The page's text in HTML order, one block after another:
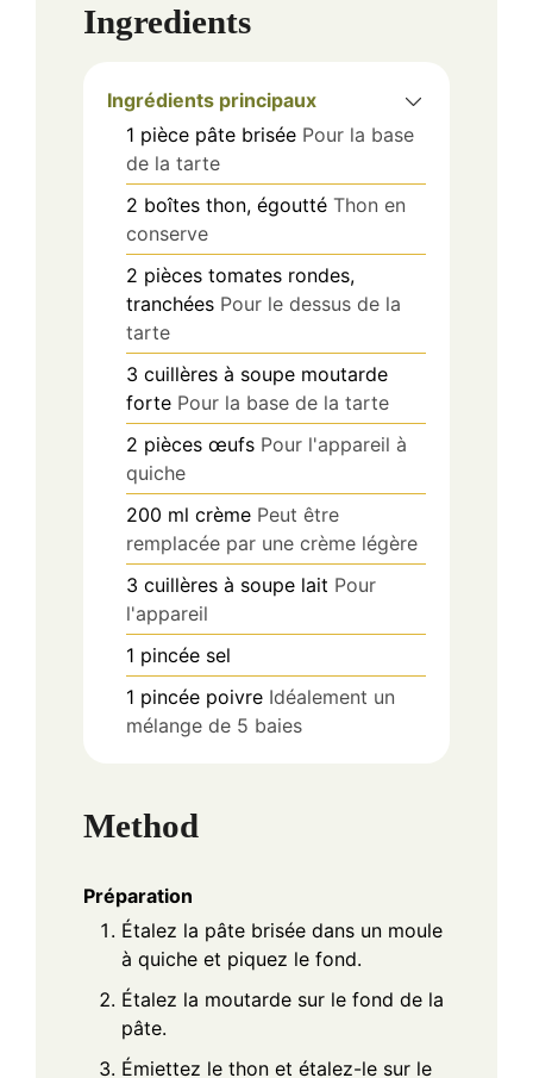
Ingredients
Ingrédients principaux
1 pièce pâte brisée Pour la base
de la tarte
2 boîtes thon, égoutté Thon en
conserve
2 pièces tomates rondes,
tranchées Pour le dessus de la
tarte
3 cuillères à soupe moutarde
forte Pour la base de la tarte
2 pièces œufs Pour l'appareil à
quiche
200 ml crème Peut être
remplacée par une crème légère
3 cuillères à soupe lait Pour
l'appareil
1 pincée sel
1 pincée poivre Idéalement un
mélange de 5 baies
Method
Préparation
Étalez la pâte brisée dans un moule
à quiche et piquez le fond.
Étalez la moutarde sur le fond de la
pâte.
Émiettez le thon et étalez-le sur le